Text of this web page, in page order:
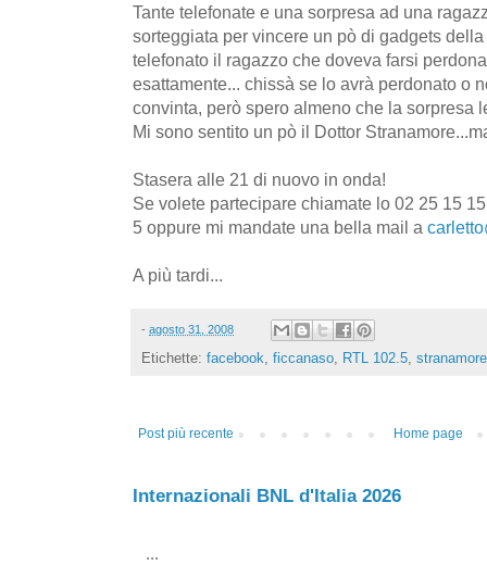
Tante telefonate e una sorpresa ad una
sorteggiata per vincere un pò di gadgets
telefonato il ragazzo che doveva farsi
esattamente... chissà se lo avrà perdonato o
convinta, però spero almeno che la sorpresa
Mi sono sentito un pò il Dottor
Stasera alle 21 di nuovo in onda!
Se volete partecipare chiamate lo 02 25 15
5 oppure mi mandate una bella mail a
A più tardi...
- agosto 31, 2008
Etichette: facebook, ficcanaso, RTL 102.5, stranamore
Post più recente Home page
Internazionali BNL d'Italia 2026
...